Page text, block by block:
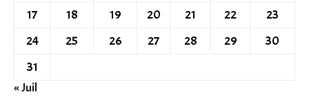
17
18 19 20 21 22
23
24
25 26 27 28 29
30
31
« Juil